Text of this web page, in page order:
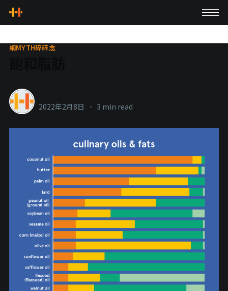
網MYTH碎碎念
2022年2月8日 • 3 min read